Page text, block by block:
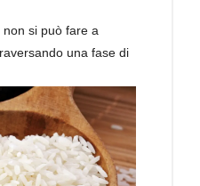
si può fare a
una fase di